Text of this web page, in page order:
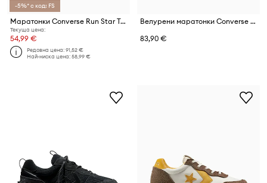
-5%* с код: FS
Маратонки Converse Run Star Trainer
Текуща цена:
54,99 €
Редовна цена:91,52 €
Най-ниска цена:58,99 €
Велурени маратонки Converse All Star Classic Trainer
83,90 €